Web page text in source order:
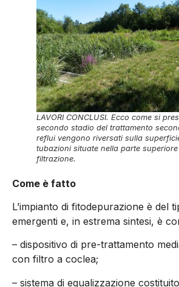
LAVORI CONCLUSI. Ecco come si
secondo stadio del trattamento
reflui vengono riversati sulla
tubazioni situate nella parte
filtrazione.
Come è fatto
L’impianto di fitodepurazione è del
emergenti e, in estrema sintesi, è
– dispositivo di pre-trattamento
con filtro a coclea;
– sistema di equalizzazione